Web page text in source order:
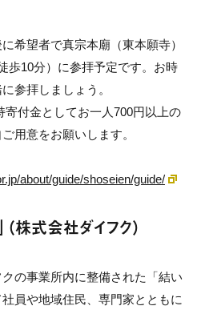
希望者で真宗本廟（東本願寺）
歩10分）に参拝予定です。お時
参拝しましょう。
付金としてお一人700円以上の
用意をお願いします。
about/guide/shoseien/guide/
株式会社ダイフク）
の事業所内に整備された「結い
員や地域住民、専門家とともに